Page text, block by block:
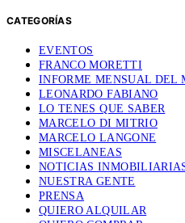
CATEGORÍAS
EVENTOS
FRANCO MORETTI
INFORME MENSUAL DEL
LEONARDO FABIANO
LO TENES QUE SABER
MARCELO DI MITRIO
MARCELO LANGONE
MISCELANEAS
NOTICIAS
NUESTRA GENTE
PRENSA
QUIERO ALQUILAR